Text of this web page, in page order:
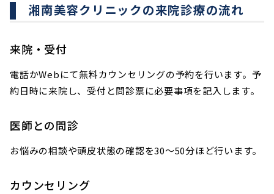
湘南美容クリニックの来院診療の流れ
来院・受付
電話かWebにて無料カウンセリングの予約を行います。予
約日時に来院し、受付と問診票に必要事項を記入します。
医師との問診
お悩みの相談や頭皮状態の確認を30～50分ほど行います。
カウンセリング